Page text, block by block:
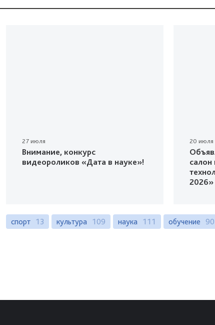
27 июля
Внимание, конкурс
видеороликов «Дата в науке»!
20 июля
салон
2026»
спорт 13 культура 109 наука 111 обучение 90